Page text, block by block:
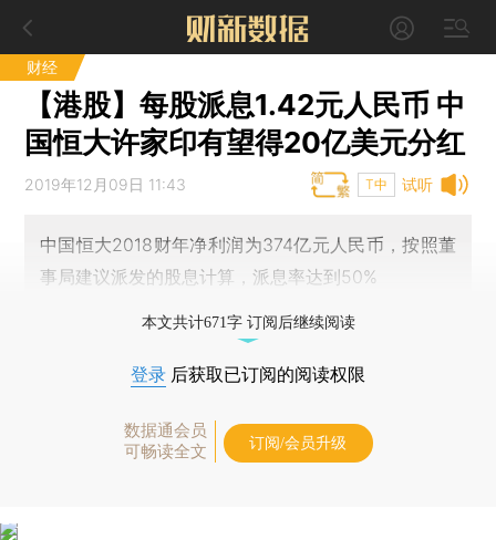
财经
【港股】每股派息1.42元人民币 中
国恒大许家印有望得20亿美元分红
试听
2019年12月09日 11:43 T中
中国恒大2018财年净利润为374亿元人民币，按照董
事局建议派发的股息计算，派息率达到50%
本文共计671字 订阅后继续阅读
登录 后获取已订阅的阅读权限
数据通会员
可畅读全文
订阅/会员升级